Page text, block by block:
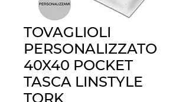
TOVAGLIOLI
PERSONALIZZATO
40X40 POCKET
TASCA LINSTYLE
TORK